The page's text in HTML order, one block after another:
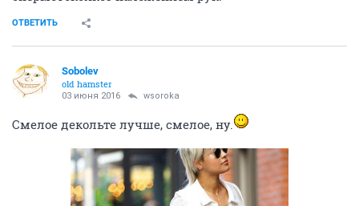
ОТВЕТИТЬ
Sobolev
old hamster
03 июня 2016 wsoroka
Смелое декольте лучше, смелое, ну.